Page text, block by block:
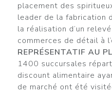
placement des
leader de la fabrication
la réalisation d’un
commerces de détail à
REPRÉSENTATIF AU
1400 succursales
discount alimentaire
de marché ont été